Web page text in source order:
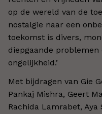
op de wereld van de
nostalgie naar een
toekomst is divers,
diepgaande
ongelijkheid.’
Met bijdragen van Gie
Pankaj Mishra, Geert
Rachida Lamrabet, Aya